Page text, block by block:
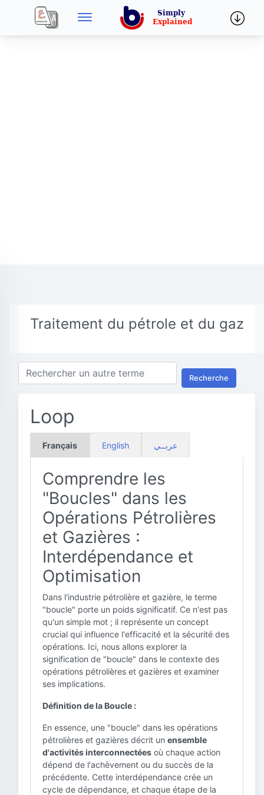
Traitement du pétrole et du gaz
Recherche
Loop
Français English عربــي
Comprendre les
"Boucles" dans les
Opérations Pétrolières
et Gazières :
Interdépendance et
Optimisation
Dans l'industrie pétrolière et gazière, le terme
"boucle" porte un poids significatif. Ce n'est pas
qu'un simple mot ; il représente un concept
crucial qui influence l'efficacité et la sécurité des
opérations. Ici, nous allons explorer la
signification de "boucle" dans le contexte des
opérations pétrolières et gazières et examiner
ses implications.
Définition de la Boucle :
En essence, une "boucle" dans les opérations
pétrolières et gazières décrit un ensemble
d'activités interconnectées où chaque action
dépend de l'achèvement ou du succès de la
précédente. Cette interdépendance crée un
cycle de dépendance, et chaque étape de la